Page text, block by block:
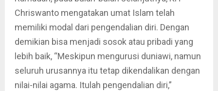
Chriswanto mengatakan umat Islam telah
memiliki modal dari pengendalian diri. Dengan
demikian bisa menjadi sosok atau pribadi yang
lebih baik, “Meskipun mengurusi duniawi, namun
seluruh urusannya itu tetap dikendalikan dengan
nilai-nilai agama. Itulah pengendalian diri,”